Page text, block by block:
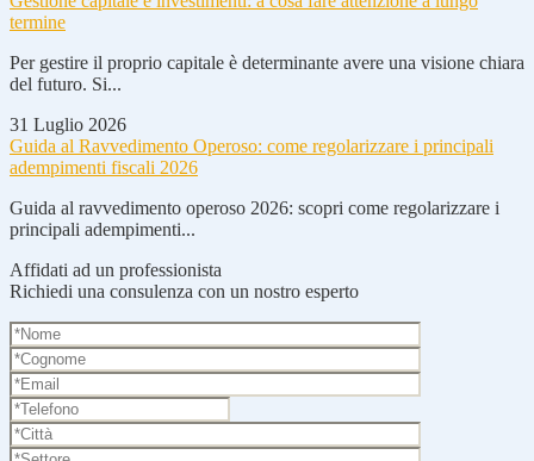
termine
Per gestire il proprio capitale è determinante avere una visione chiara
del futuro. Si...
31 Luglio 2026
Guida al Ravvedimento Operoso: come regolarizzare i principali
adempimenti fiscali 2026
Guida al ravvedimento operoso 2026: scopri come regolarizzare i
principali adempimenti...
Affidati ad un professionista
Richiedi una consulenza con un nostro esperto